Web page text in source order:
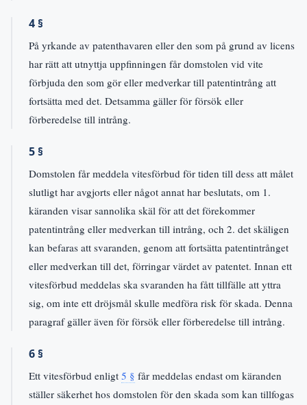
4 §
På yrkande av patenthavaren eller den som på grund av licens
har rätt att utnyttja uppfinningen får domstolen vid vite
förbjuda den som gör eller medverkar till patentintrång att
fortsätta med det. Detsamma gäller för försök eller
förberedelse till intrång.
5 §
Domstolen får meddela vitesförbud för tiden till dess att målet
slutligt har avgjorts eller något annat har beslutats, om 1.
käranden visar sannolika skäl för att det förekommer
patentintrång eller medverkan till intrång, och 2. det skäligen
kan befaras att svaranden, genom att fortsätta patentintrånget
eller medverkan till det, förringar värdet av patentet. Innan ett
vitesförbud meddelas ska svaranden ha fått tillfälle att yttra
sig, om inte ett dröjsmål skulle medföra risk för skada. Denna
paragraf gäller även för försök eller förberedelse till intrång.
6 §
Ett vitesförbud enligt 5 § får meddelas endast om käranden
ställer säkerhet hos domstolen för den skada som kan tillfogas